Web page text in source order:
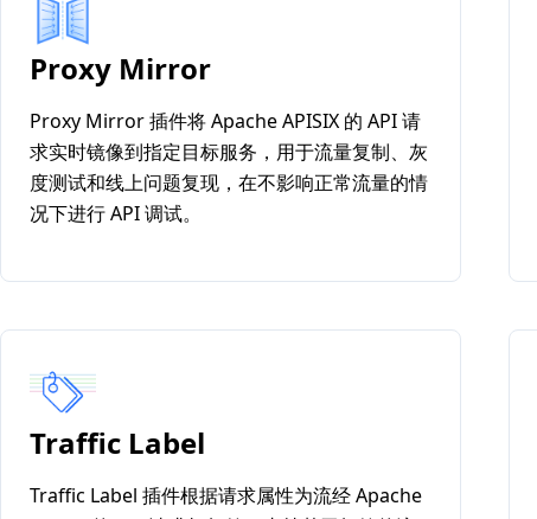
Proxy Mirror
Proxy Mirror 插件将 Apache APISIX 的 API 请
求实时镜像到指定目标服务，用于流量复制、灰
度测试和线上问题复现，在不影响正常流量的情
况下进行 API 调试。
Traffic Label
Traffic Label 插件根据请求属性为流经 Apache